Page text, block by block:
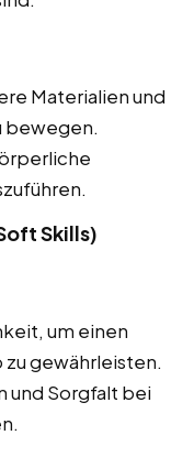
Materialien und
bewegen.
Skills)
um einen
gewährleisten.
und Sorgfalt bei